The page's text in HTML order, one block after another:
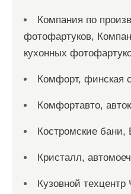
Компания по
фотофартуков,
кухонных
Комфорт, финская
Комфортавто,
Костромские
Кристалл,
Кузовной техцентр